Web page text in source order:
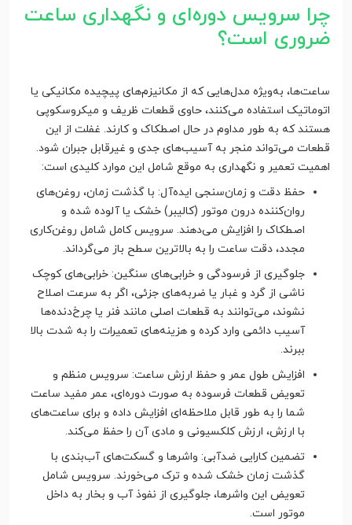
چرا سرویس دوره‌ای و نگهداری ساعت
ضروری است؟
ساعت‌ها، به‌ویژه مدل‌هایی که از مکانیزم‌های پیچیده مکانیکی یا
اتوماتیک استفاده می‌کنند، حاوی قطعات ظریف و میکروسکوپی
هستند که به طور مداوم در حال اصطکاک و کارند. غفلت از این
قطعات می‌تواند منجر به آسیب‌های جدی و غیرقابل جبران شود.
اهمیت تعمیر و نگهداری به موقع شامل این موارد کلیدی است:
حفظ دقت و زمان‌سنجی ایده‌آل: با گذشت زمان، روغن‌های
روان‌کننده درون موتور (کالیبر) خشک یا آلوده شده و
اصطکاک را افزایش می‌دهند. سرویس کامل شامل روغن‌کاری
مجدد، دقت ساعت را به بالاترین سطح باز می‌گرداند.
جلوگیری از فرسودگی و خرابی‌های سنگین: خرابی‌های کوچک
ناشی از گرد و غبار یا ضربه‌های جزئی، اگر به سرعت اصلاح
نشوند، می‌توانند به قطعات اصلی مانند فنر یا چرخ‌دنده‌ها
آسیب دائمی وارد کرده و هزینه‌های تعمیرات را به شدت بالا
ببرند.
افزایش طول عمر و حفظ ارزش ساعت: سرویس منظم و
تعویض قطعات فرسوده به صورت دوره‌ای، عمر مفید ساعت
شما را به طور قابل ملاحظه‌ای افزایش داده و برای ساعت‌های
با ارزش، ارزش کلکسیونی و مادی آن را حفظ می‌کند.
تضمین کارایی ضدآبی: واشرها و گسکت‌های آب‌بندی با
گذشت زمان خشک شده و ترک می‌خورند. سرویس شامل
تعویض این واشرها، جلوگیری از نفوذ آب و بخار به داخل
موتور است.